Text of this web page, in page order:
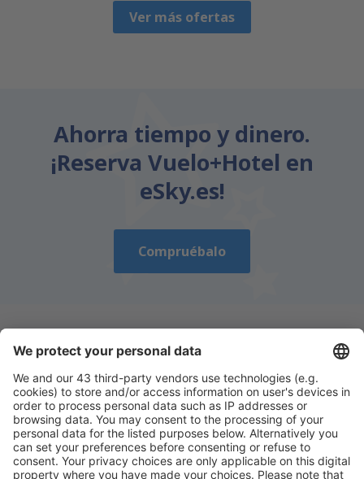
Ver más ofertas
Ahorra tiempo y dinero.
¡Reserva Vuelo+Hotel en
eSky.es!
Compruébalo
Descarga nuestra appy planifica
cómodamente tus viajes